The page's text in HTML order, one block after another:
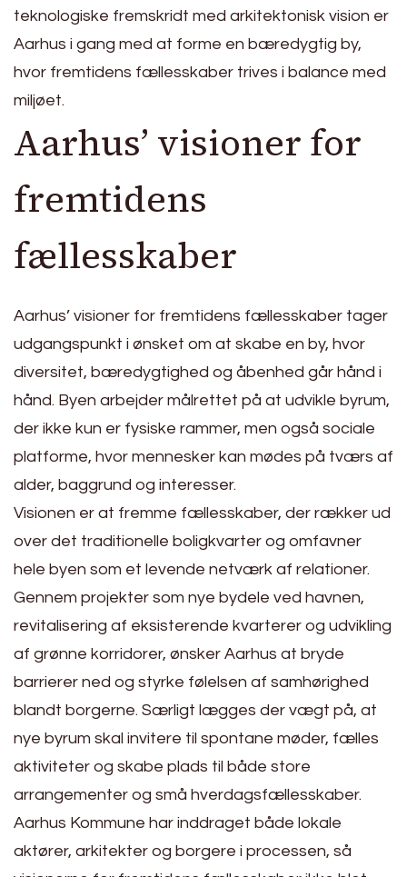
teknologiske fremskridt med arkitektonisk vision er
Aarhus i gang med at forme en bæredygtig by,
hvor fremtidens fællesskaber trives i balance med
miljøet.
Aarhus’ visioner for
fremtidens
fællesskaber
Aarhus’ visioner for fremtidens fællesskaber tager
udgangspunkt i ønsket om at skabe en by, hvor
diversitet, bæredygtighed og åbenhed går hånd i
hånd. Byen arbejder målrettet på at udvikle byrum,
der ikke kun er fysiske rammer, men også sociale
platforme, hvor mennesker kan mødes på tværs af
alder, baggrund og interesser.
Visionen er at fremme fællesskaber, der rækker ud
over det traditionelle boligkvarter og omfavner
hele byen som et levende netværk af relationer.
Gennem projekter som nye bydele ved havnen,
revitalisering af eksisterende kvarterer og udvikling
af grønne korridorer, ønsker Aarhus at bryde
barrierer ned og styrke følelsen af samhørighed
blandt borgerne. Særligt lægges der vægt på, at
nye byrum skal invitere til spontane møder, fælles
aktiviteter og skabe plads til både store
arrangementer og små hverdagsfællesskaber.
Aarhus Kommune har inddraget både lokale
aktører, arkitekter og borgere i processen, så